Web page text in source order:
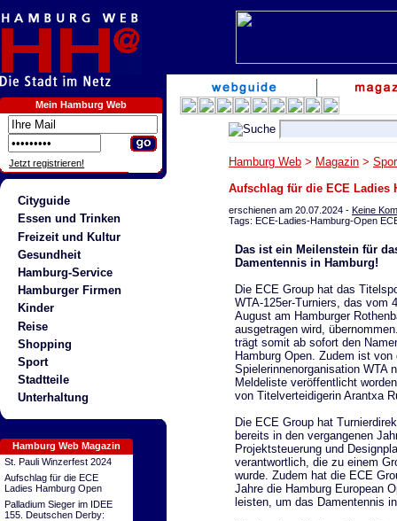
Mein Hamburg Web
Jetzt registrieren!
Cityguide
Essen und Trinken
Freizeit und Kultur
Gesundheit
Hamburg-Service
Hamburger Firmen
Kinder
Reise
Shopping
Sport
Stadtteile
Unterhaltung
Hamburg Web Magazin
St. Pauli Winzerfest 2024
Aufschlag für die ECE
Ladies Hamburg Open
Palladium Sieger im IDEE
155. Deutschen Derby:
Hamburg Web > Magazin >
Aufschlag für die ECE Ladies
erschienen am 20.07.2024 - Keine
Tags: ECE-Ladies-Hamburg-Open
Das ist ein Meilenstein für
Damentennis in Hamburg!
Die ECE Group hat das
WTA-125er-Turniers, das vom
August am Hamburger
ausgetragen wird,
trägt somit ab sofort den
Hamburg Open. Zudem ist von
Spielerinnenorganisation WTA
Meldeliste veröffentlicht
von Titelverteidigerin Arantxa
Die ECE Group hat
bereits in den vergangenen
Projektsteuerung und
verantwortlich, die zu einem
wurde. Zudem hat die ECE
Jahre die Hamburg European
leisten, um das Damentennis